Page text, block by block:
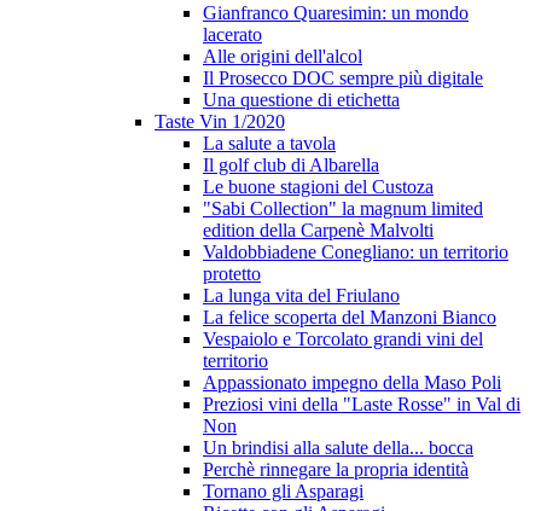
Gianfranco Quaresimin: un mondo
lacerato
Alle origini dell'alcol
Il Prosecco DOC sempre più digitale
Una questione di etichetta
Taste Vin 1/2020
La salute a tavola
Il golf club di Albarella
Le buone stagioni del Custoza
"Sabi Collection" la magnum limited
edition della Carpenè Malvolti
Valdobbiadene Conegliano: un territorio
protetto
La lunga vita del Friulano
La felice scoperta del Manzoni Bianco
Vespaiolo e Torcolato grandi vini del
territorio
Appassionato impegno della Maso Poli
Preziosi vini della "Laste Rosse" in Val di
Non
Un brindisi alla salute della... bocca
Perchè rinnegare la propria identità
Tornano gli Asparagi